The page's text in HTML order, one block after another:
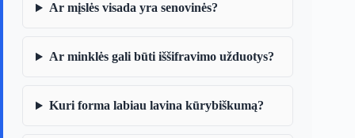
Ar mįslės visada yra senovinės?
Ar minklės gali būti iššifravimo užduotys?
Kuri forma labiau lavina kūrybiškumą?